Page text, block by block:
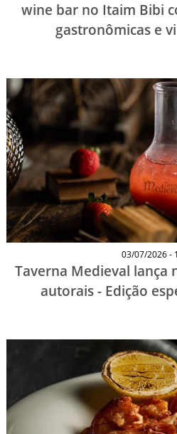
wine bar no Itaim Bibi
gastronômicas e
03/07/2026 -
Taverna Medieval lança
autorais - Edição